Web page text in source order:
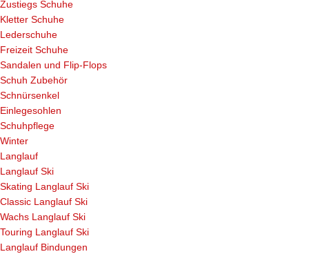
Zustiegs Schuhe
Kletter Schuhe
Lederschuhe
Freizeit Schuhe
Sandalen und Flip-Flops
Schuh Zubehör
Schnürsenkel
Einlegesohlen
Schuhpflege
Winter
Langlauf
Langlauf Ski
Skating Langlauf Ski
Classic Langlauf Ski
Wachs Langlauf Ski
Touring Langlauf Ski
Langlauf Bindungen